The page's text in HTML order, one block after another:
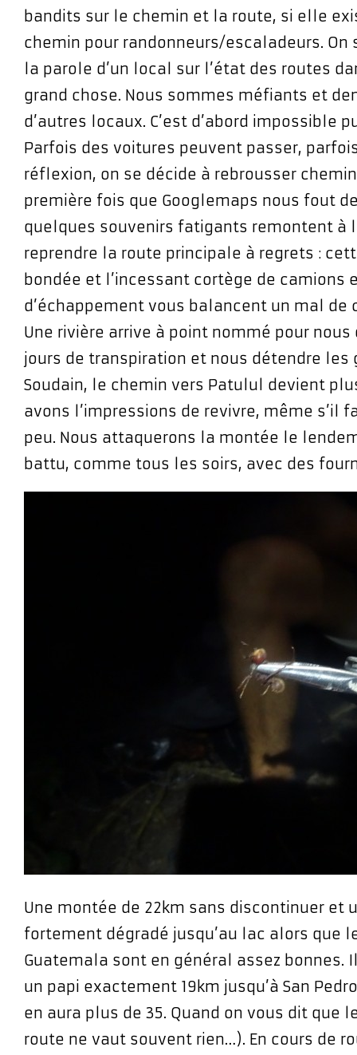
bandits sur le chemin et la route, si elle
chemin pour randonneurs/escaladeurs. On
la parole d’un local sur l’état des routes
grand chose. Nous sommes méfiants et
d’autres locaux. C’est d’abord impossible
Parfois des voitures peuvent passer,
réflexion, on se décide à rebrousser
première fois que Googlemaps nous fout
quelques souvenirs fatigants remontent à
reprendre la route principale à regrets :
bondée et l’incessant cortège de camions
d’échappement vous balancent un mal de
Une rivière arrive à point nommé pour nous
jours de transpiration et nous détendre les
Soudain, le chemin vers Patulul devient
avons l’impressions de revivre, même s’il
peu. Nous attaquerons la montée le
battu, comme tous les soirs, avec des
Une montée de 22km sans discontinuer et
fortement dégradé jusqu’au lac alors que
Guatemala sont en général assez bonnes.
un papi exactement 19km jusqu’à San
en aura plus de 35. Quand on vous dit que
route ne vaut souvent rien…). En cours de